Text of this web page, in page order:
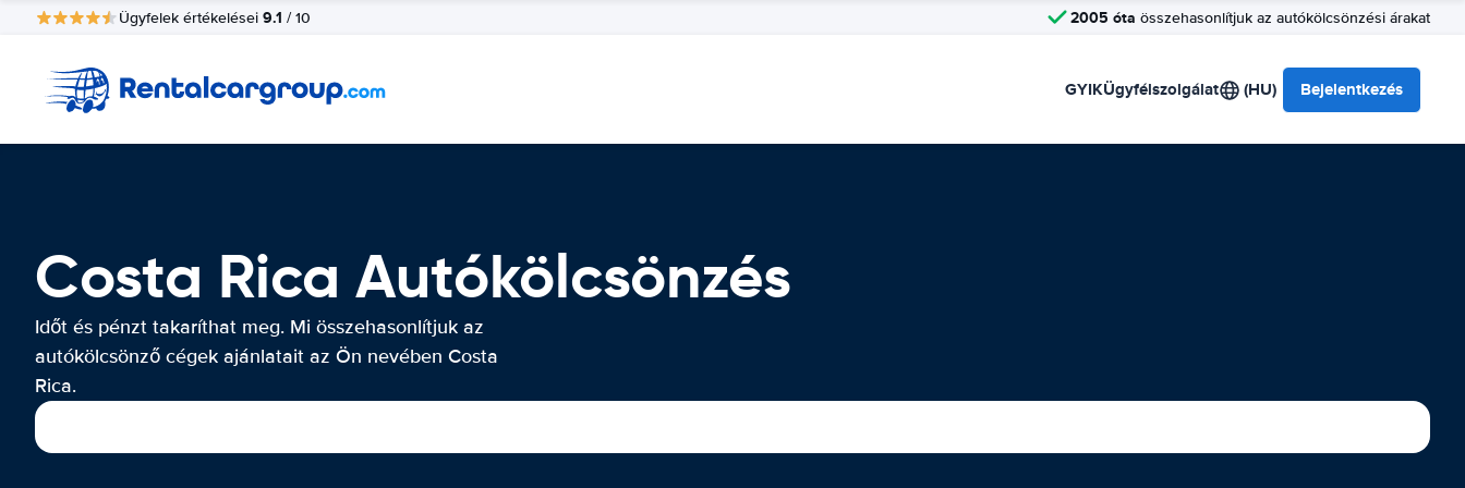
Ügyfelek értékelései 9.1 / 10 2005 óta összehasonlítjuk az autókölcsönzési árakat
GYIKÜgyfélszolgálat (HU) Bejelentkezés
Costa Rica Autókölcsönzés
Időt és pénzt takaríthat meg. Mi összehasonlítjuk az
autókölcsönző cégek ajánlatait az Ön nevében Costa
Rica.